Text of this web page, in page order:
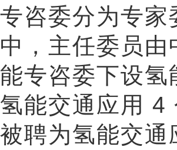
专咨委分为专
中，主任委员
能专咨委下设
氢能交通应用 4
被聘为氢能交